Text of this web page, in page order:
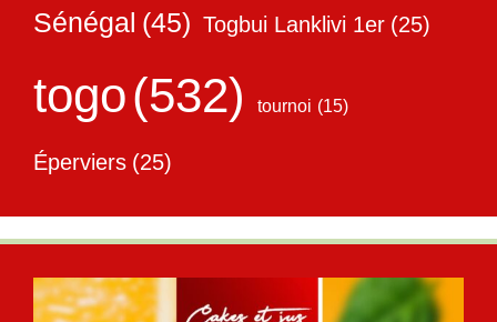
Sénégal (45) Togbui Lanklivi 1er (25)
togo(532) tournoi (15)
Éperviers (25)